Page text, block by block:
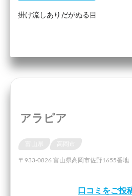
掛け流しありだがぬる目
アラピア
〒933-0826 富山県高岡市佐野1655番地
口コミをご投